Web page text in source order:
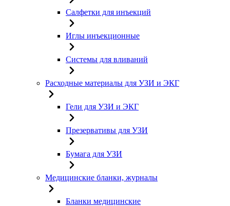
Салфетки для инъекций
Иглы инъекционные
Системы для вливаний
Расходные материалы для УЗИ и ЭКГ
Гели для УЗИ и ЭКГ
Презервативы для УЗИ
Бумага для УЗИ
Медицинские бланки, журналы
Бланки медицинские